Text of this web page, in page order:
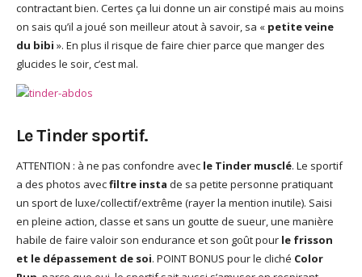
contractant bien. Certes ça lui donne un air constipé mais au moins
on sais qu’il a joué son meilleur atout à savoir, sa « petite veine
du bibi ». En plus il risque de faire chier parce que manger des
glucides le soir, c’est mal.
Le Tinder sportif.
ATTENTION : à ne pas confondre avec le Tinder musclé. Le sportif
a des photos avecfiltre insta de sa petite personne pratiquant
un sport de luxe/collectif/extrême (rayer la mention inutile). Saisi
en pleine action, classe et sans un goutte de sueur, une manière
habile de faire valoir son endurance et son goût pour le frisson
et le dépassement de soi. POINT BONUS pour le cliché Color